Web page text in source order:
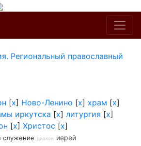
Региональный православный
[x] Ново-Ленино [x] храм [x]
иркутска [x] литургия [x]
[x] Христос [x]
служение диакон иерей